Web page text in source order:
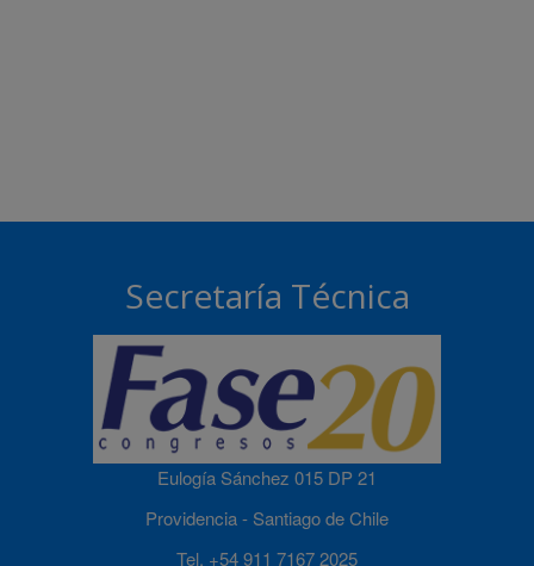
Secretaría Técnica
Eulogía Sánchez 015 DP 21
Providencia - Santiago de Chile
Tel. +54 911 7167 2025